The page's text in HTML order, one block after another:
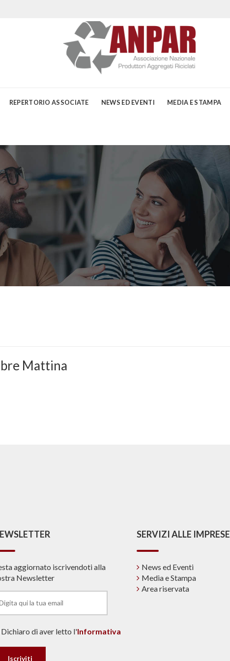
REPERTORIO ASSOCIATE NEWS ED EVENTI MEDIA E STAMPA
Mattina
aggiornato iscrivendoti alla
Newsletter
Dichiaro di aver letto l'Informativa
SERVIZI ALLE IMPRESE
News ed Eventi
Media e Stampa
Area riservata